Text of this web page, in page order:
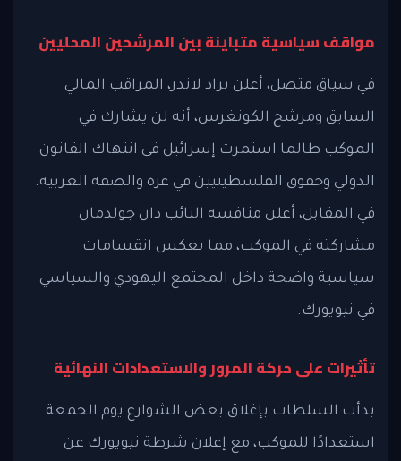
مواقف سياسية متباينة بين المرشحين المحليين
في سياق متصل، أعلن براد لاندر، المراقب المالي
السابق ومرشح الكونغرس، أنه لن يشارك في
الموكب طالما استمرت إسرائيل في انتهاك القانون
الدولي وحقوق الفلسطينيين في غزة والضفة الغربية.
في المقابل، أعلن منافسه النائب دان جولدمان
مشاركته في الموكب، مما يعكس انقسامات
سياسية واضحة داخل المجتمع اليهودي والسياسي
في نيويورك.
تأثيرات على حركة المرور والاستعدادات النهائية
بدأت السلطات بإغلاق بعض الشوارع يوم الجمعة
استعدادًا للموكب، مع إعلان شرطة نيويورك عن